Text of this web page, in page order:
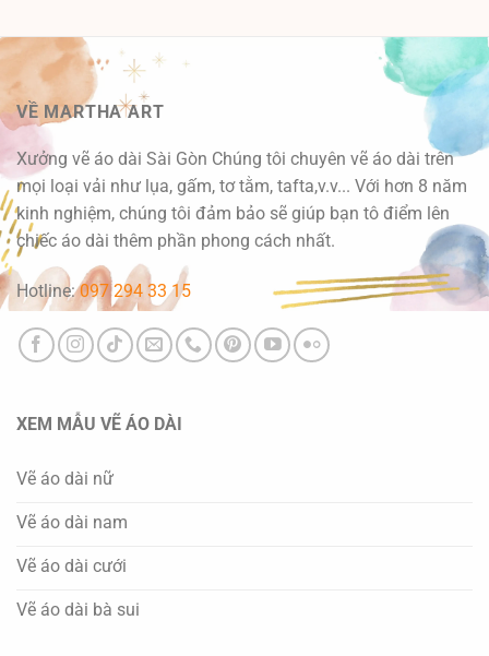
VỀ MARTHA ART
Xưởng vẽ áo dài Sài Gòn Chúng tôi chuyên vẽ áo dài trên
mọi loại vải như lụa, gấm, tơ tằm, tafta,v.v... Với hơn 8 năm
kinh nghiệm, chúng tôi đảm bảo sẽ giúp bạn tô điểm lên
chiếc áo dài thêm phần phong cách nhất.
Hotline:097 294 33 15
XEM MẪU VẼ ÁO DÀI
Vẽ áo dài nữ
Vẽ áo dài nam
Vẽ áo dài cưới
Vẽ áo dài bà sui